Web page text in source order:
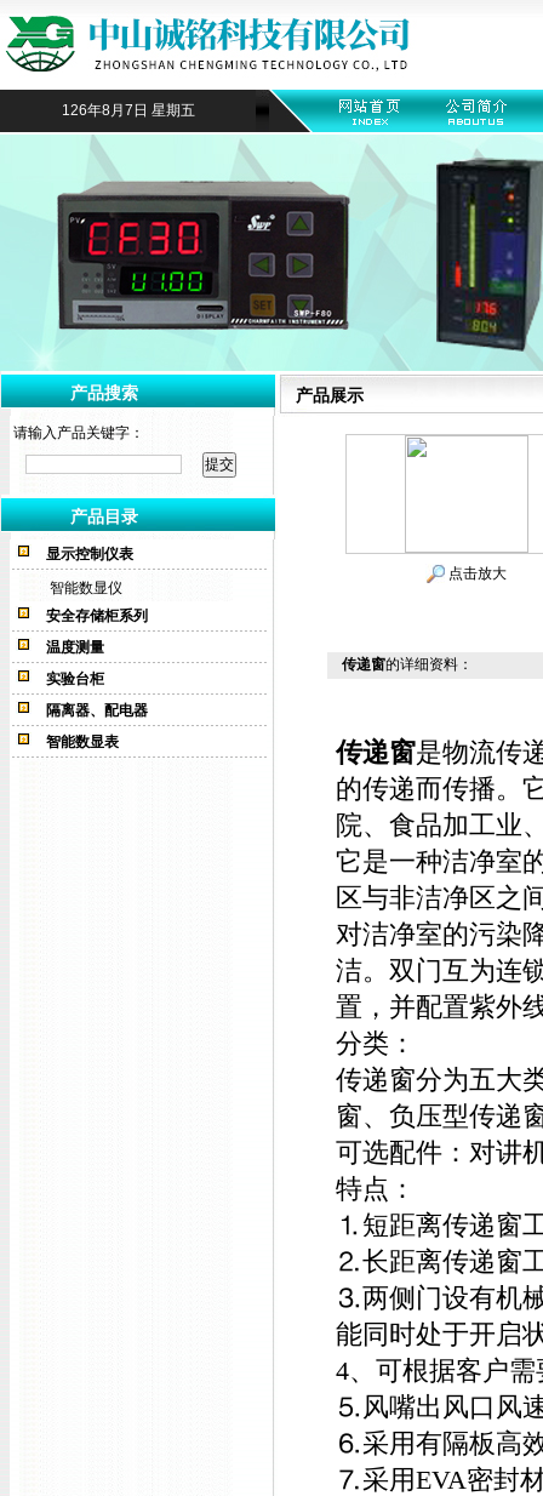
126年8月7日 星期五
产品搜索
请输入产品关键字：
产品目录
显示控制仪表
智能数显仪
安全存储柜系列
温度测量
实验台柜
隔离器、配电器
智能数显表
产品展示
点击放大
传递窗的详细资料：
传递窗是物流传
的传递而传播。
院、食品加工业
它是一种洁净室
区与非洁净区之
对洁净室的污染
洁。双门互为连
置，并配置紫外
分类：
传递窗分为五大
窗、负压型传递
可选配件：对讲
特点：
⒈短距离传递窗
⒉长距离传递窗
⒊两侧门设有机
能同时处于开启
4、可根据客户
⒌风嘴出风口风
⒍采用有隔板高
⒎采用EVA密封